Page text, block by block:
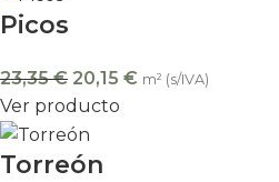
Picos
23,35€ 20,15 € m² (s/IVA)
Ver producto
Torreón